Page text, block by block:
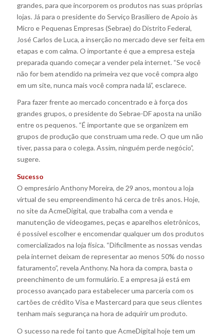
grandes, para que incorporem os produtos nas suas próprias
lojas. Já para o presidente do Serviço Brasiliero de Apoio às
Micro e Pequenas Empresas (Sebrae) do Distrito Federal,
José Carlos de Luca, a inserção no mercado deve ser feita em
etapas e com calma. O importante é que a empresa esteja
preparada quando começar a vender pela internet. “Se você
não for bem atendido na primeira vez que você compra algo
em um site, nunca mais você compra nada lá”, esclarece.
Para fazer frente ao mercado concentrado e à força dos
grandes grupos, o presidente do Sebrae-DF aposta na união
entre os pequenos. “É importante que se organizem em
grupos de produção que construam uma rede. O que um não
tiver, passa para o colega. Assim, ninguém perde negócio”,
sugere.
Sucesso
O empresário Anthony Moreira, de 29 anos, montou a loja
virtual de seu empreendimento há cerca de três anos. Hoje,
no site da AcmeDigital, que trabalha com a venda e
manutenção de videogames, peças e aparelhos eletrônicos,
é possível escolher e encomendar qualquer um dos produtos
comercializados na loja física. “Dificilmente as nossas vendas
pela internet deixam de representar ao menos 50% do nosso
faturamento”, revela Anthony. Na hora da compra, basta o
preenchimento de um formulário. E a empresa já está em
processo avançado para estabelecer uma parceria com os
cartões de crédito Visa e Mastercard para que seus clientes
tenham mais segurança na hora de adquirir um produto.
O sucesso na rede foi tanto que AcmeDigital hoje tem um